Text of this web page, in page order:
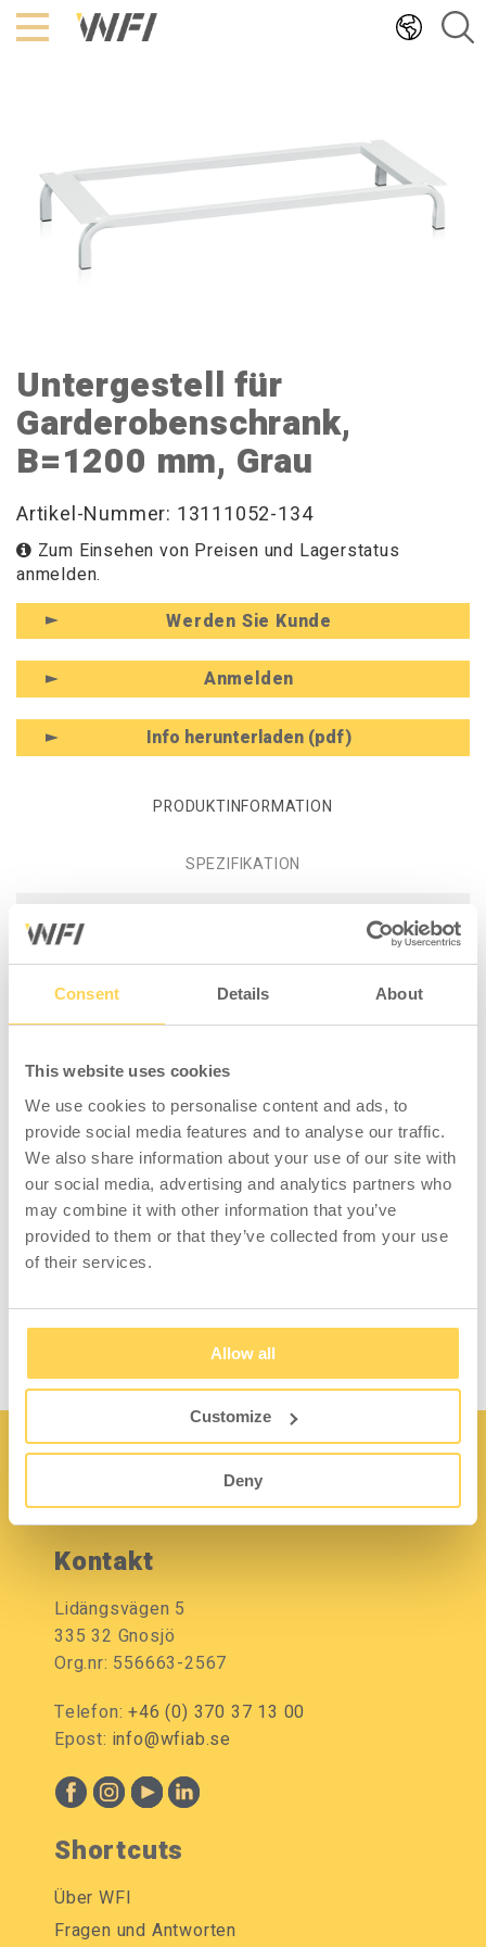
Consent Details About
This website uses cookies
We use cookies to personalise content and ads, to
provide social media features and to analyse our traffic.
We also share information about your use of our site with
our social media, advertising and analytics partners who
may combine it with other information that you’ve
provided to them or that they’ve collected from your use
of their services.
Allow all
Customize
Deny
Hoppa
till
Untergestell für
Garderobenschrank,
B=1200 mm, Grau
Artikel-Nummer: 13111052-134
Zum Einsehen von Preisen und Lagerstatus
anmelden.
Werden Sie Kunde
Anmelden
Info herunterladen (pdf)
PRODUKTINFORMATION
SPEZIFIKATION
Produktinformation -
Garderobenschrank, B=1200 mm,
Formschönes und stabiles Untergestell für
Garderobenschränke. Der Schrank wird mit
Schrauben im Untergestell befestigt. Ideal für
Orte, an denen der Schrank zur
Aufrechterhaltung einer guten Hygiene nicht
direkt auf dem Boden stehen darf. Ermöglicht
die bequeme Reinigung der gesamten
Bodenfläche beispielsweise in Fitnessstudios
Kontakt
Lidängsvägen 5
335 32 Gnosjö
Org.nr: 556663-2567
Telefon:+46 (0) 370 37 13 00
Epost: info@wfiab.se
Shortcuts
Über WFI
Fragen und Antworten